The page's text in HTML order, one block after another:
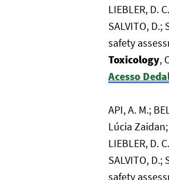
LIEBLER, D.
SALVITO, D.;
safety
Toxicology,
Acesso
API, A. M.;
Lúcia Zaidan;
LIEBLER, D.
SALVITO, D.;
safety